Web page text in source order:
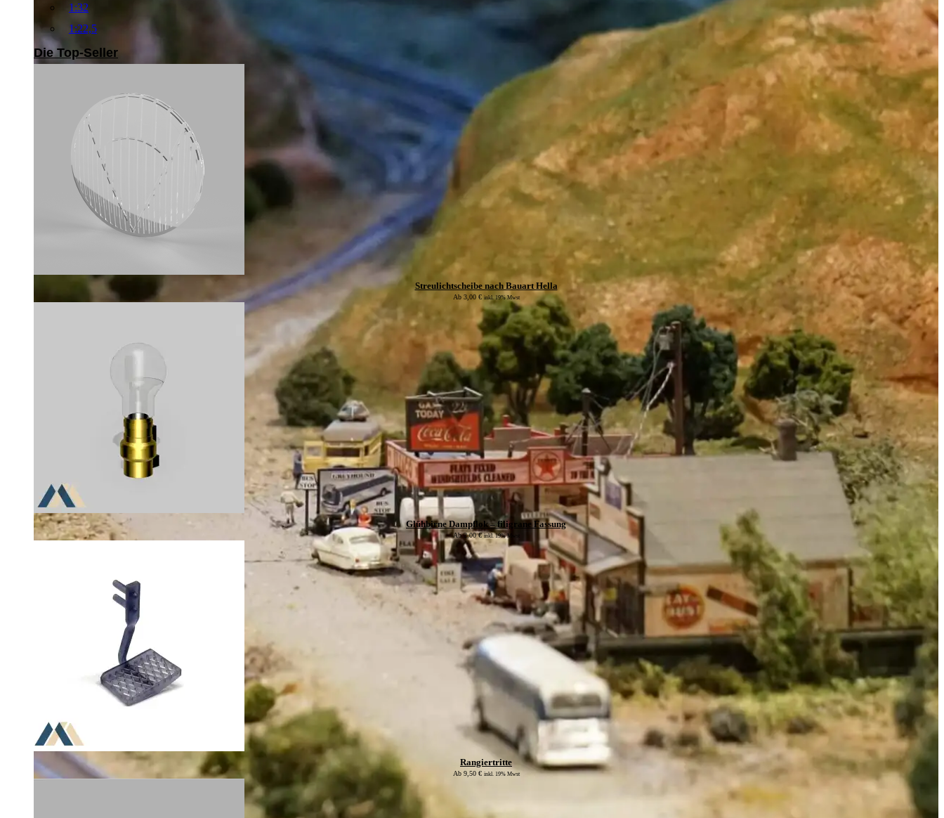
1:32
1:22,5
Die Top-Seller
Streulichtscheibe nach Bauart Hella
Ab 3,00 € inkl. 19% Mwst
Glühbirne Dampflok – filigrane Fassung
Ab2,00€ inkl. 19% Mwst
Rangiertritte
Ab 9,50 € inkl. 19% Mwst